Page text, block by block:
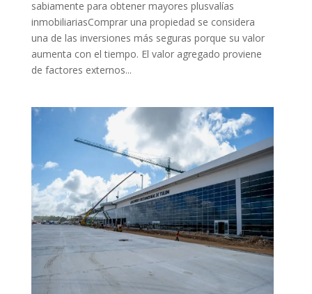
sabiamente para obtener mayores plusvalías
inmobiliariasComprar una propiedad se considera
una de las inversiones más seguras porque su valor
aumenta con el tiempo. El valor agregado proviene
de factores externos...